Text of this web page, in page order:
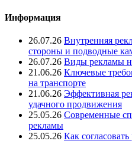
Информация
26.07.26 Внутренняя
стороны и подводные
26.07.26 Виды рекламы
21.06.26 Ключевые
на транспорте
21.06.26 Эффективная
удачного продвижения
25.05.26 Современные
рекламы
25.05.26 Как